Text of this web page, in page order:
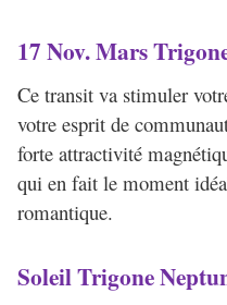
17 Nov. Mars
Ce transit va stimuler
votre esprit de
forte attractivité
qui en fait le moment
romantique.
Soleil Trigone